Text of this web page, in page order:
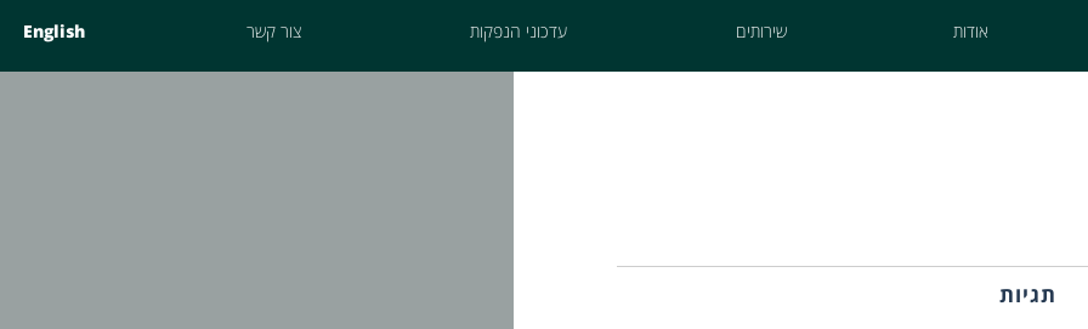
אודות שירותים עדכוני הנפקות צור קשר English
תגיות